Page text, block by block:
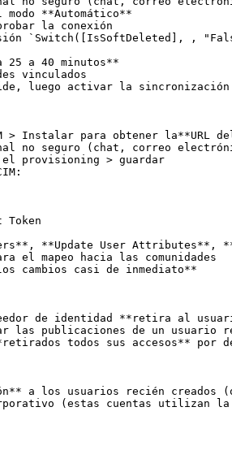
**Automático**
la conexión
`Switch([IsSoftDeleted], ,
a 40 minutos**
vinculados
luego activar la sincronización
> Instalar para obtener la**URL
el provisioning > guardar
**Update User Attributes**,
el mapeo hacia las comunidades
cambios casi de inmediato**
de identidad **retira al
las publicaciones de un usuario
todos sus accesos** por
a los usuarios recién creados
(estas cuentas utilizan